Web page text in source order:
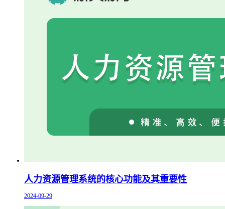
人力资源管理系统的核心功能及其重要性
2024-09-29